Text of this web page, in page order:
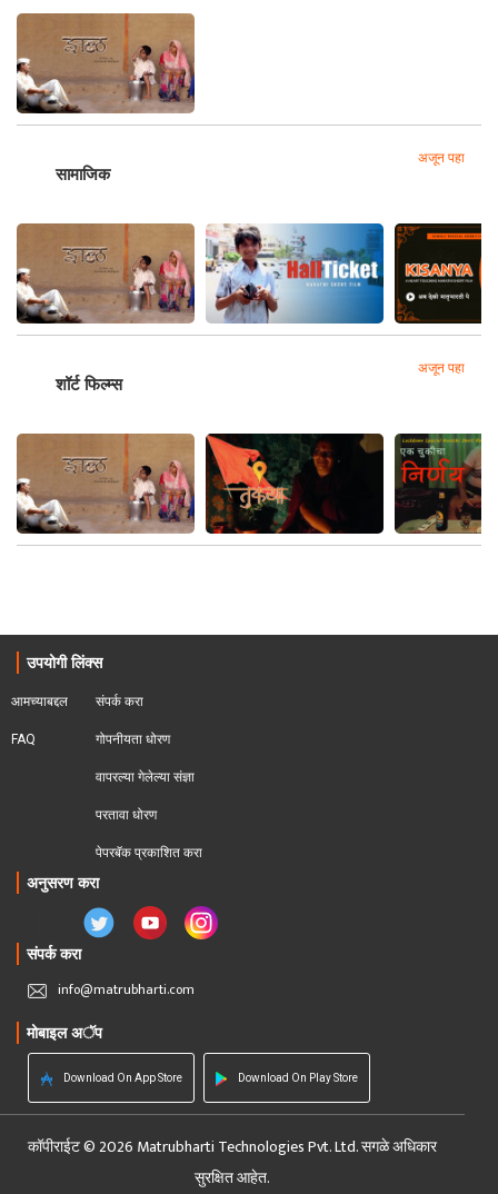
सामाजिक
अजून पहा
शॉर्ट फिल्म्स
अजून पहा
उपयोगी लिंक्स
आमच्याबद्दल
FAQ
संपर्क करा
गोपनीयता धोरण
वापरल्या गेलेल्या संज्ञा
परतावा धोरण
पेपरबॅक प्रकाशित करा
अनुसरण करा
संपर्क करा
info@matrubharti.com
मोबाइल अॅप
Download On App Store Download On Play Store
कॉपीराईट © 2026 Matrubharti Technologies Pvt. Ltd. सगळे अधिकार
सुरक्षित आहेत.